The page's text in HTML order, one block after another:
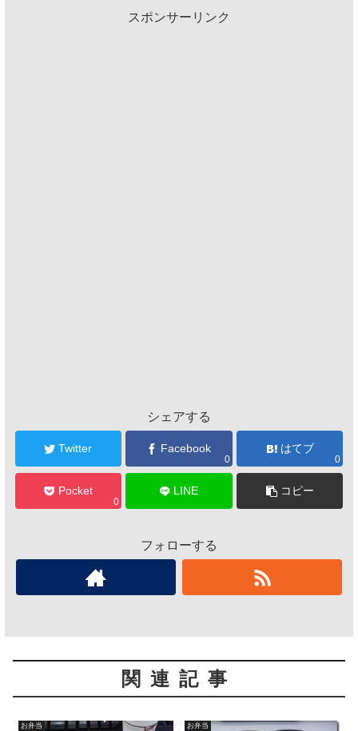
スポンサーリンク
シェアする
Twitter Facebook
0
はてブ
0
Pocket
0
LINE コピー
フォローする
関連記事
お弁当 お弁当